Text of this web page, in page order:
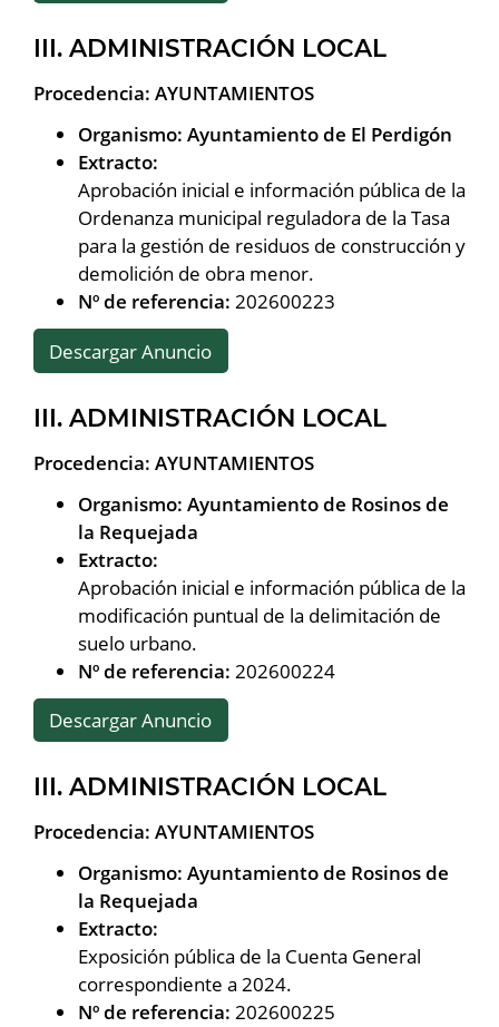
III. ADMINISTRACIÓN LOCAL
Procedencia: AYUNTAMIENTOS
Organismo: Ayuntamiento de El Perdigón
Extracto:
Aprobación inicial e información pública de la
Ordenanza municipal reguladora de la Tasa
para la gestión de residuos de construcción y
demolición de obra menor.
Nº de referencia: 202600223
Descargar Anuncio
III. ADMINISTRACIÓN LOCAL
Procedencia: AYUNTAMIENTOS
Organismo: Ayuntamiento de Rosinos de
la Requejada
Extracto:
Aprobación inicial e información pública de la
modificación puntual de la delimitación de
suelo urbano.
Nº de referencia: 202600224
Descargar Anuncio
III. ADMINISTRACIÓN LOCAL
Procedencia: AYUNTAMIENTOS
Organismo: Ayuntamiento de Rosinos de
la Requejada
Extracto:
Exposición pública de la Cuenta General
correspondiente a 2024.
Nº de referencia: 202600225